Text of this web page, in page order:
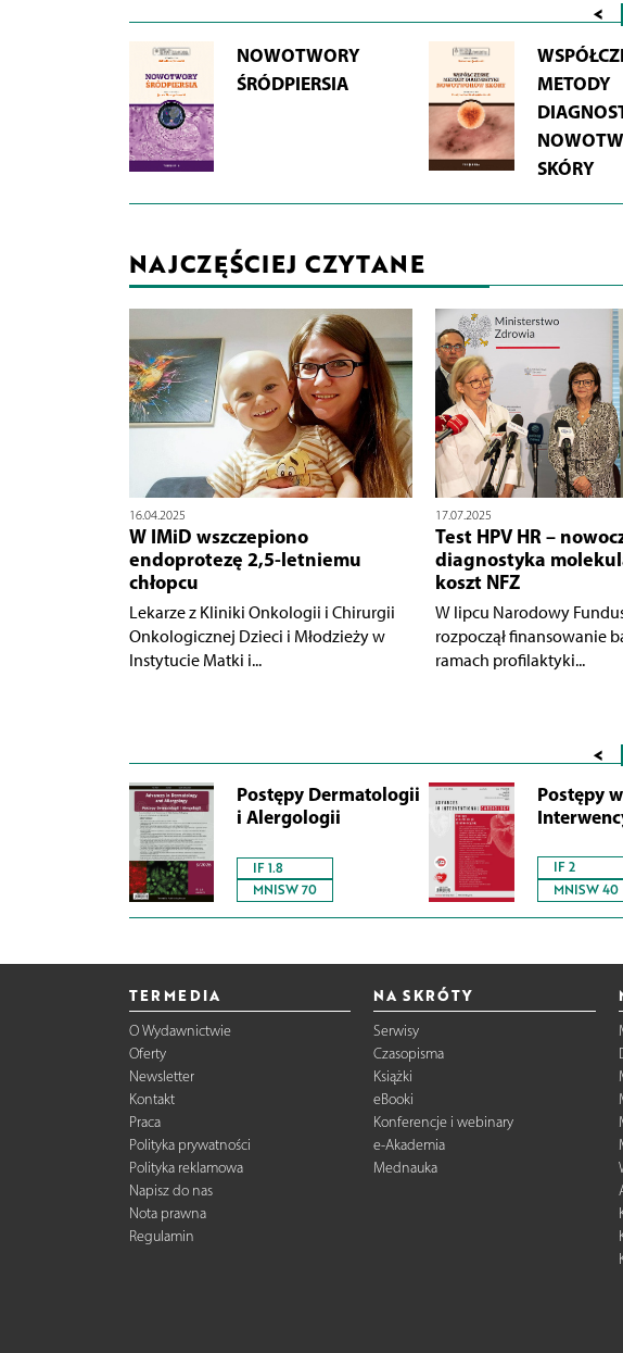
<
NOWOTWORY
ŚRÓDPIERSIA
METODY
SKÓRY
NAJCZĘŚCIEJ CZYTANE
16.04.2025
W IMiD wszczepiono
endoprotezę 2,5-letniemu
chłopcu
Lekarze z Kliniki Onkologii i Chirurgii
Onkologicznej Dzieci i Młodzieży w
Instytucie Matki i...
17.07.2025
Test HPV HR –
diagnostyka
koszt NFZ
W lipcu Narodowy
rozpoczął finansowanie
ramach profilaktyki...
<
Postępy Dermatologii
i Alergologii
IF 1.8
MNISW 70
Postępy
IF 2
MNISW 40
TERMEDIA
O Wydawnictwie
Oferty
Newsletter
Kontakt
Praca
Polityka prywatności
Polityka reklamowa
Napisz do nas
Nota prawna
Regulamin
NA SKRÓTY
Serwisy
Czasopisma
Książki
eBooki
Konferencje i webinary
e-Akademia
Mednauka